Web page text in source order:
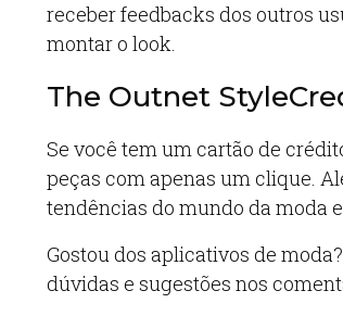
receber feedbacks dos outros
montar o look.
The Outnet
Se você tem um cartão de
peças com apenas um clique.
tendências do mundo da moda
Gostou dos aplicativos de
dúvidas e sugestões nos